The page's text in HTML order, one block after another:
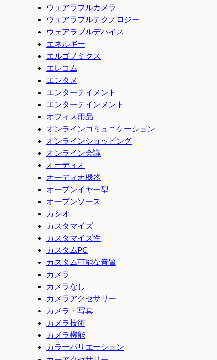
ウェアラブルカメラ
ウェアラブルテクノロジー
ウェアラブルデバイス
エネルギー
エルゴノミクス
エレコム
エンタメ
エンターテイメント
エンターテインメント
オフィス用品
オンラインコミュニケーション
オンラインショッピング
オンライン会議
オーディオ
オーディオ機器
オープンイヤー型
オープンソース
カシオ
カスタマイズ
カスタマイズ性
カスタムPC
カスタム可能な音質
カメラ
カメラなし
カメラアクセサリー
カメラ・写真
カメラ技術
カメラ機能
カラーバリエーション